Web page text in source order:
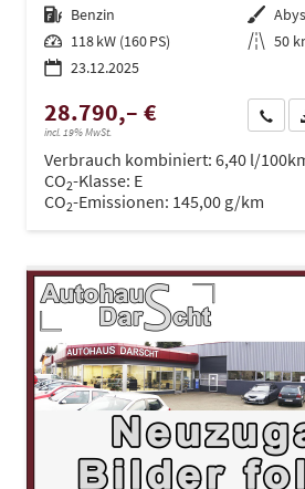
Kraftstoff Benzin Außenfarbe
Leistung 118 kW (160 PS) Kilometerstand 50
23.12.2025
28.790,– €
incl. 19% MwSt.
Wir
Verbrauch kombiniert: 6,40 l/
CO2-Klasse: E
CO2-Emissionen: 145,00 g/km